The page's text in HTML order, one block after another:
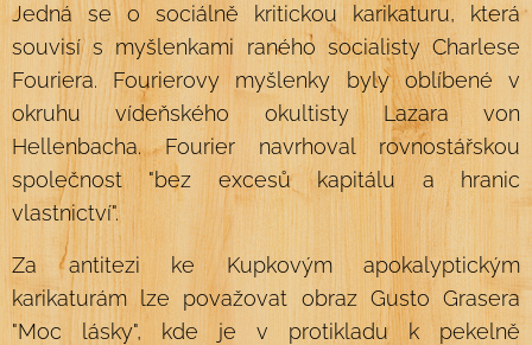
Jedná se o sociálně kritickou karikaturu, která
souvisí s myšlenkami raného socialisty Charlese
Fouriera. Fourierovy myšlenky byly oblíbené v
okruhu vídeňského okultisty Lazara von
Hellenbacha. Fourier navrhoval rovnostářskou
společnost "bez excesů kapitálu a hranic
vlastnictví".
Za antitezi ke Kupkovým apokalyptickým
karikaturám lze považovat obraz Gusto Grasera
"Moc lásky", kde je v protikladu k pekelně